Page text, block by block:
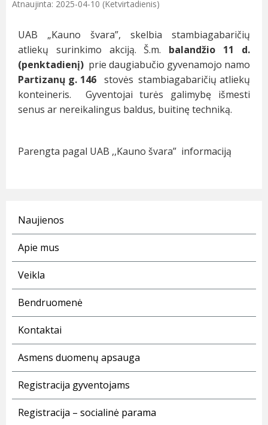
Atnaujinta: 2025-04-10 (Ketvirtadienis)
UAB „Kauno švara”, skelbia stambiagabaričių
atliekų surinkimo akciją. Š.m. balandžio 11 d.
(penktadienį) prie daugiabučio gyvenamojo namo
Partizanų g. 146 stovės stambiagabaričių atliekų
konteineris. Gyventojai turės galimybę išmesti
senus ar nereikalingus baldus, buitinę techniką.
Parengta pagal UAB ,,Kauno švara” informaciją
Naujienos
Apie mus
Veikla
Bendruomenė
Kontaktai
Asmens duomenų apsauga
Registracija gyventojams
Registracija – socialinė parama